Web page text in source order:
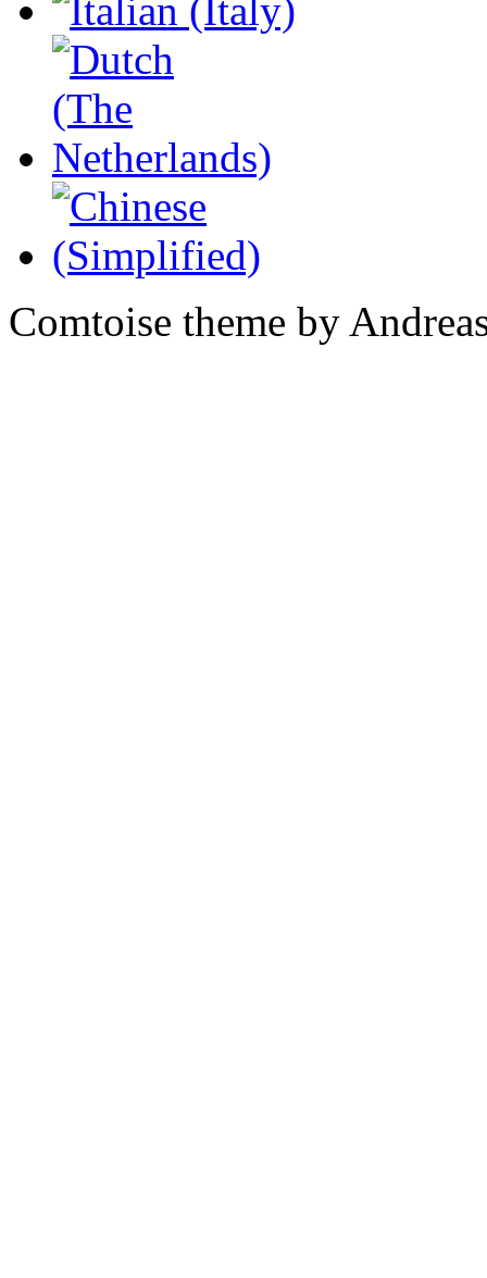
Comtoise theme by